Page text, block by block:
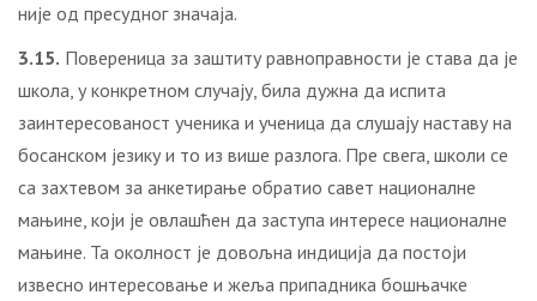
није од пресудног значаја.
3.15. Повереница за заштиту равноправности је става да је
школа, у конкретном случају, била дужна да испита
заинтересованост ученика и ученица да слушају наставу на
босанском језику и то из више разлога. Пре свега, школи се
са захтевом за анкетирање обратио савет националне
мањине, који је овлашћен да заступа интересе националне
мањине. Та околност је довољна индиција да постоји
извесно интересовање и жеља припадника бошњачке